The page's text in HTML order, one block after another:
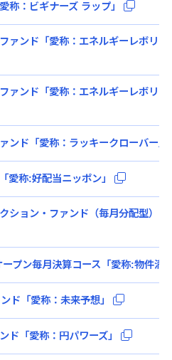
称：ビギナーズ ラップ」
ァンド「愛称：エネルギーレボリ
ァンド「愛称：エネルギーレボリ
ンド「愛称：ラッキークローバー」
愛称:好配当ニッポン」
ション・ファンド（毎月分配型）
プン毎月決算コース「愛称:物件満
ド「愛称：未来予想」
ド「愛称：円パワーズ」